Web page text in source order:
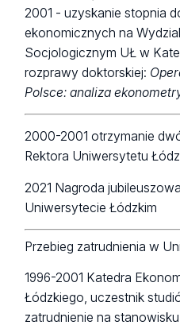
2001 - uzyskanie stopnia
ekonomicznych na
Socjologicznym UŁ w
rozprawy doktorskiej:
Polsce: analiza
2000-2001 otrzymanie
Rektora Uniwersytetu
2021 Nagroda
Uniwersytecie Łódzkim
Przebieg zatrudnienia w
1996-2001 Katedra
Łódzkiego, uczestnik
zatrudnienie na